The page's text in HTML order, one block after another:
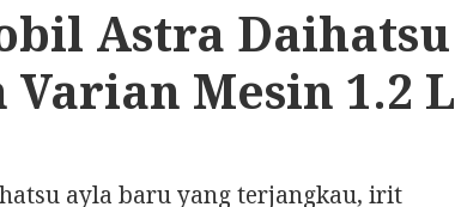
Astra Daihatsu
Varian Mesin 1.2 L
ayla baru yang terjangkau, irit